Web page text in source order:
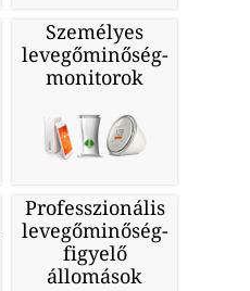
Személyes
levegőminőség-
monitorok
Professzionális
levegőminőség-
figyelő
állomások